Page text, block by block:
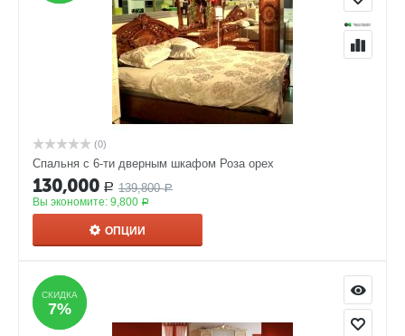
(0)
Спальня с 6-ти дверным шкафом Роза орех
130,000 Р 139,800 Р
Вы экономите: 9,800 Р
ОПЦИИ
СКИДКА
7%
СКИДКА
7%